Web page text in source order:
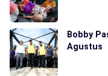
Bobby
Agustus